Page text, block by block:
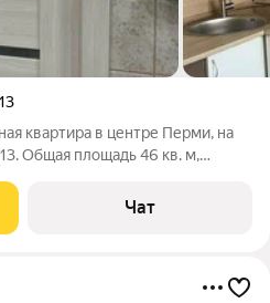
13
квартира в центре Перми, на
площадь 46 кв. м,
выполненЧат